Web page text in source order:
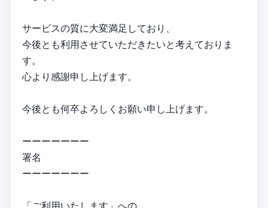
サービスの質に大変満足しており、
今後とも利用させていただきたいと考えておりま
す。
心より感謝申し上げます。
今後とも何卒よろしくお願い申し上げます。
ーーーーーーー
署名
ーーーーーーー
「ご利用いたします」への